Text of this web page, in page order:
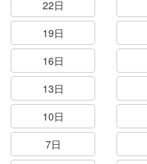
22日
19日
16日
13日
10日
7日